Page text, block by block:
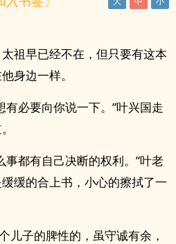
祖早已经不在，但只要有这本
身边一样。
有必要向你说一下。”叶兴国走
事都有自己决断的权利。”叶老
缓的合上书，小心的擦拭了一
儿子的脾性的，虽守诚有余，